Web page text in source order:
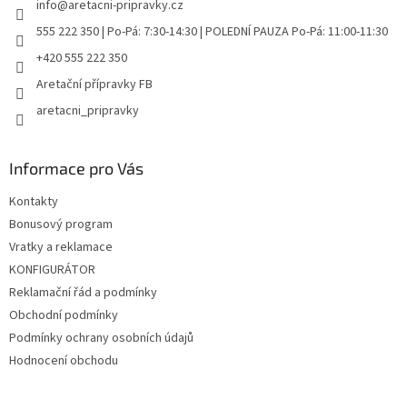
info@aretacni-pripravky.cz
555 222 350 | Po-Pá: 7:30-14:30 | POLEDNÍ PAUZA Po-Pá: 11:00-11:30
+420 555 222 350
Aretační přípravky FB
aretacni_pripravky
Informace pro Vás
Kontakty
Bonusový program
Vratky a reklamace
KONFIGURÁTOR
Reklamační řád a podmínky
Obchodní podmínky
Podmínky ochrany osobních údajů
Hodnocení obchodu